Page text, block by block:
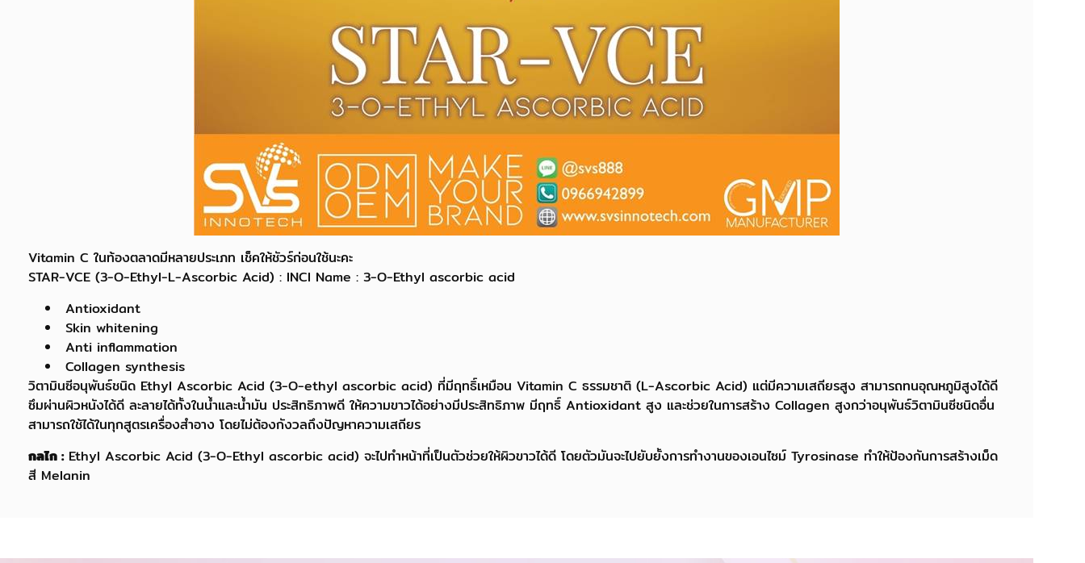
Vitamin C ในท้องตลาดมีหลายประเภท เช็คให้ชัวร์ก่อนใช้นะคะ
STAR-VCE (3-O-Ethyl-L-Ascorbic Acid) : INCI Name : 3-O-Ethyl ascorbic acid
Antioxidant
Skin whitening
Anti inflammation
Collagen synthesis
วิตามินซีอนุพันธ์ชนิด Ethyl Ascorbic Acid (3-O-ethyl ascorbic acid) ที่มีฤทธิ์เหมือน Vitamin C ธรรมชาติ (L-Ascorbic Acid) แต่มีความเสถียรสูง สามารถทนอุณหภูมิสูงได้ดี
ซึมผ่านผิวหนังได้ดี ละลายได้ทั้งในน้ำและน้ำมัน ประสิทธิภาพดี ให้ความขาวได้อย่างมีประสิทธิภาพ มีฤทธิ์ Antioxidant สูง และช่วยในการสร้าง Collagen สูงกว่าอนุพันธ์วิตามินซีชนิดอื่น
สามารถใช้ได้ในทุกสูตรเครื่องสำอาง โดยไม่ต้องกังวลถึงปัญหาความเสถียร
กลไก :Ethyl Ascorbic Acid (3-O-Ethyl ascorbic acid) จะไปทำหน้าที่เป็นตัวช่วยให้ผิวขาวได้ดี โดยตัวมันจะไปยับยั้งการทำงานของเอนไซม์ Tyrosinase ทำให้ป้องกันการสร้างเม็ด
สี Melanin